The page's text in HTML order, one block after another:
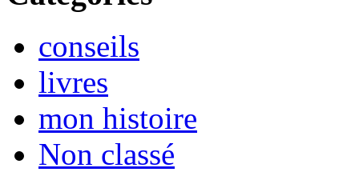
conseils
livres
mon histoire
Non classé